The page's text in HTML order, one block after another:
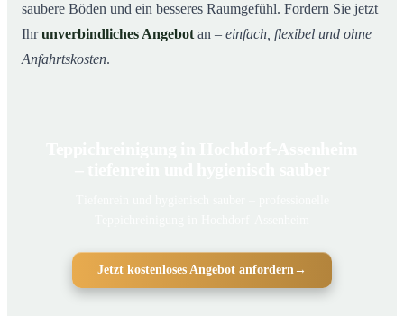
saubere Böden und ein besseres Raumgefühl. Fordern Sie jetzt
Ihrunverbindliches Angebotan – einfach, flexibel und ohne
Anfahrtskosten.
Jetzt kostenloses Angebot anfordern→